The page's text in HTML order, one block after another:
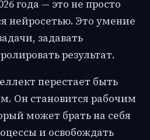
года — это не просто
нейросетью. Это умение
задавать
результат.
перестает быть
Он становится рабочим
может брать на себя
и освобождать